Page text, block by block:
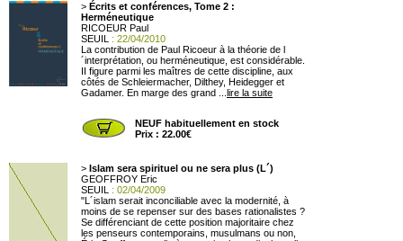
> Écrits et conférences, Tome 2 :
Herméneutique
RICOEUR Paul
SEUIL
: 22/04/2010
La contribution de Paul Ricoeur à la théorie de l
´interprétation, ou herméneutique, est considérable.
II figure parmi les maîtres de cette discipline, aux
côtés de Schleiermacher, Dilthey, Heidegger et
Gadamer. En marge des grand ... lire la suite
NEUF habituellement en stock
Prix : 22.00€
> Islam sera spirituel ou ne sera plus (L´)
GEOFFROY Eric
SEUIL
: 02/04/2009
"L´islam serait inconciliable avec la modernité, à
moins de se repenser sur des bases rationalistes ?
Se différenciant de cette position majoritaire chez
les penseurs contemporains, musulmans ou non,